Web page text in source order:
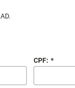
CPF: *